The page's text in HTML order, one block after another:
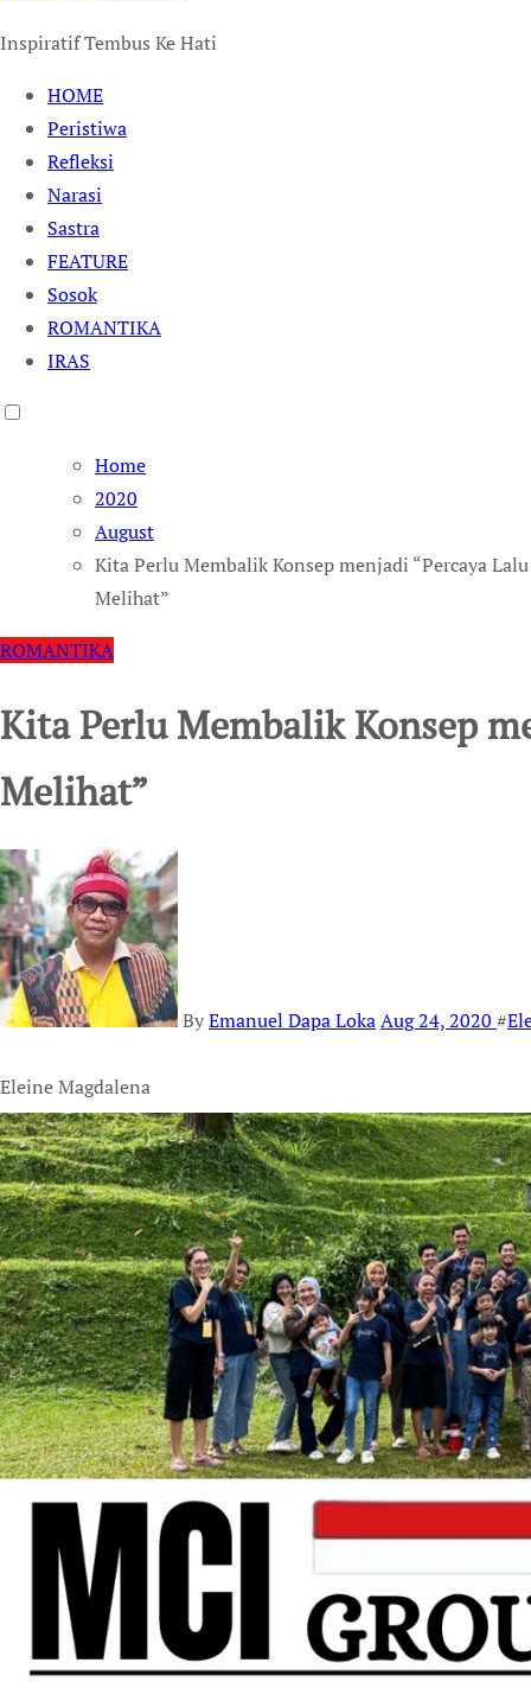
Inspiratif Tembus Ke Hati
HOME
Peristiwa
Refleksi
Narasi
Sastra
FEATURE
Sosok
ROMANTIKA
IRAS
Home
2020
August
Kita Perlu Membalik Konsep menjadi “Percaya Lalu
Melihat”
ROMANTIKA
Kita Perlu Membalik Konsep
Melihat”
ByEmanuel Dapa LokaAug 24, 2020 #
Eleine Magdalena